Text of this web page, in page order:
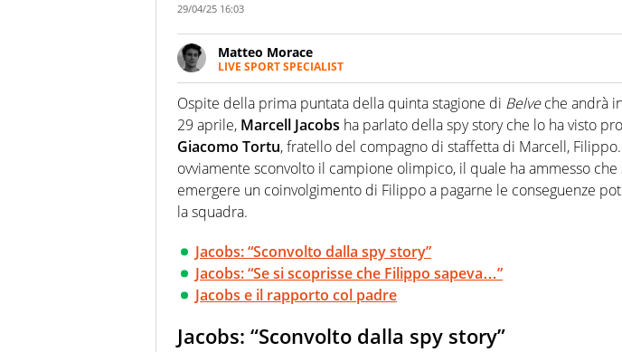
29/04/25 16:03
Matteo Morace
LIVE SPORT SPECIALIST
La multimedialità quale approccio personale e professionale.
focalizzando ogni attenzione sul tempo reale: la verità della
ma fatti
Ospite della prima puntata della quinta stagione di Belveche andrà
29 aprile, Marcell Jacobs ha parlato della spy story che lo ha visto
Giacomo Tortu, fratello del compagno di staffetta di Marcell,
ovviamente sconvolto il campione olimpico, il quale ha ammesso che
emergere un coinvolgimento di Filippo a pagarne le conseguenze
la squadra.
Jacobs: “Sconvolto dalla spy story”
Jacobs: “Se si scoprisse che Filippo sapeva…”
Jacobs e il rapporto col padre
Jacobs: “Sconvolto dalla spy story”